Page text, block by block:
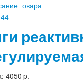
товара
4050 p.